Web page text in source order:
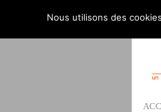
Nous utilisons des